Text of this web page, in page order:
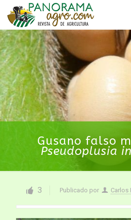
Gusano falso
Pseudoplusia
3 Publicado por Carlos